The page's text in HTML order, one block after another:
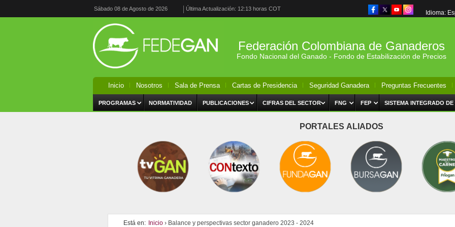
Sábado 08 de Agosto de 2026 Última Actualización: 12:13 horas COT
Idioma:
Federación Colombiana de Ganaderos
Fondo Nacional del Ganado - Fondo de Estabilización de Precios
Inicio Nosotros Sala de Prensa Cartas de Presidencia Seguridad Ganadera Preguntas Frecuentes
PROGRAMAS NORMATIVIDAD PUBLICACIONES CIFRAS DEL SECTOR FNG FEP SISTEMA INTEGRADO DE
PORTALES ALIADOS
Está en: Inicio › Balance y perspectivas sector ganadero 2023 - 2024